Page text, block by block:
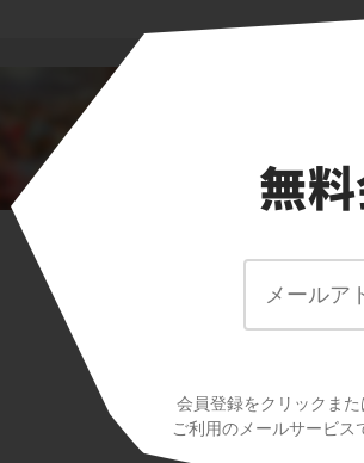
会員登録をクリックまた
ご利用のメールサービ
雪や氷を固めて作った
学校で使っている教